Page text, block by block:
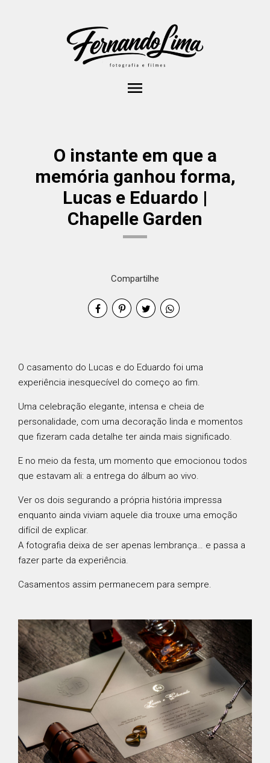
menu
O instante em que a
memória ganhou forma,
Lucas e Eduardo |
Chapelle Garden
Compartilhe
O casamento do Lucas e do Eduardo foi uma
experiência inesquecível do começo ao fim.
Uma celebração elegante, intensa e cheia de
personalidade, com uma decoração linda e momentos
que fizeram cada detalhe ter ainda mais significado.
E no meio da festa, um momento que emocionou todos
que estavam ali: a entrega do álbum ao vivo.
Ver os dois segurando a própria história impressa
enquanto ainda viviam aquele dia trouxe uma emoção
difícil de explicar.
A fotografia deixa de ser apenas lembrança… e passa a
fazer parte da experiência.
Casamentos assim permanecem para sempre.